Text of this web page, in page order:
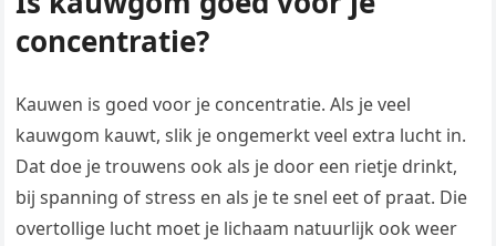
concentratie?
Kauwen is goed voor je concentratie. Als je veel
kauwgom kauwt, slik je ongemerkt veel extra lucht in.
Dat doe je trouwens ook als je door een rietje drinkt,
bij spanning of stress en als je te snel eet of praat. Die
overtollige lucht moet je lichaam natuurlijk ook weer